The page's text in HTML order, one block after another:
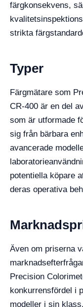
färgkonsekvens,
strikta
Typer
Färgmätare som
CR-400 är en del
som är utformade
sig från bärbara
avancerade
potentiella köpare
deras operativa
Även om priserna
Precision
konkurrensfördel i
modeller i sin